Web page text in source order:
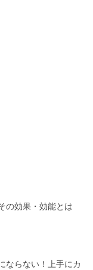
の効果・効能とは
ならない！上手にカ